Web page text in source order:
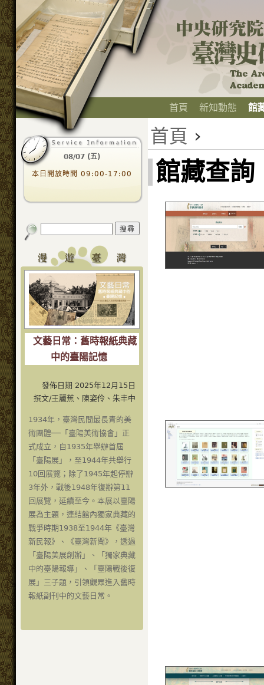
首頁 新知動態 館
08/07 (五)
本日開放時間 09:00-17:00
文藝日常：舊時報紙典藏
中的臺陽記憶
發佈日期 2025年12月15日
撰文/王麗蕉、陳姿伶、朱丰中
1934年，臺灣民間最長青的美
術團體──「臺陽美術協會」正
式成立，自1935年舉辦首屆
「臺陽展」，至1944年共舉行
10回展覽；除了1945年起停辦
3年外，戰後1948年復辦第11
回展覽，延續至今。本展以臺陽
展為主題，連結館內獨家典藏的
戰爭時期1938至1944年《臺灣
新民報》、《臺灣新聞》，透過
「臺陽美展創辦」、「獨家典藏
中的臺陽報導」、「臺陽戰後復
展」三子題，引領觀眾進入舊時
報紙副刊中的文藝日常。
首頁 ›
館藏查詢